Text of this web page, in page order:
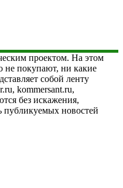
проектом. На этом
не покупают, ни какие
собой ленту
kommersant.ru,
без искажения,
публикуемых новостей